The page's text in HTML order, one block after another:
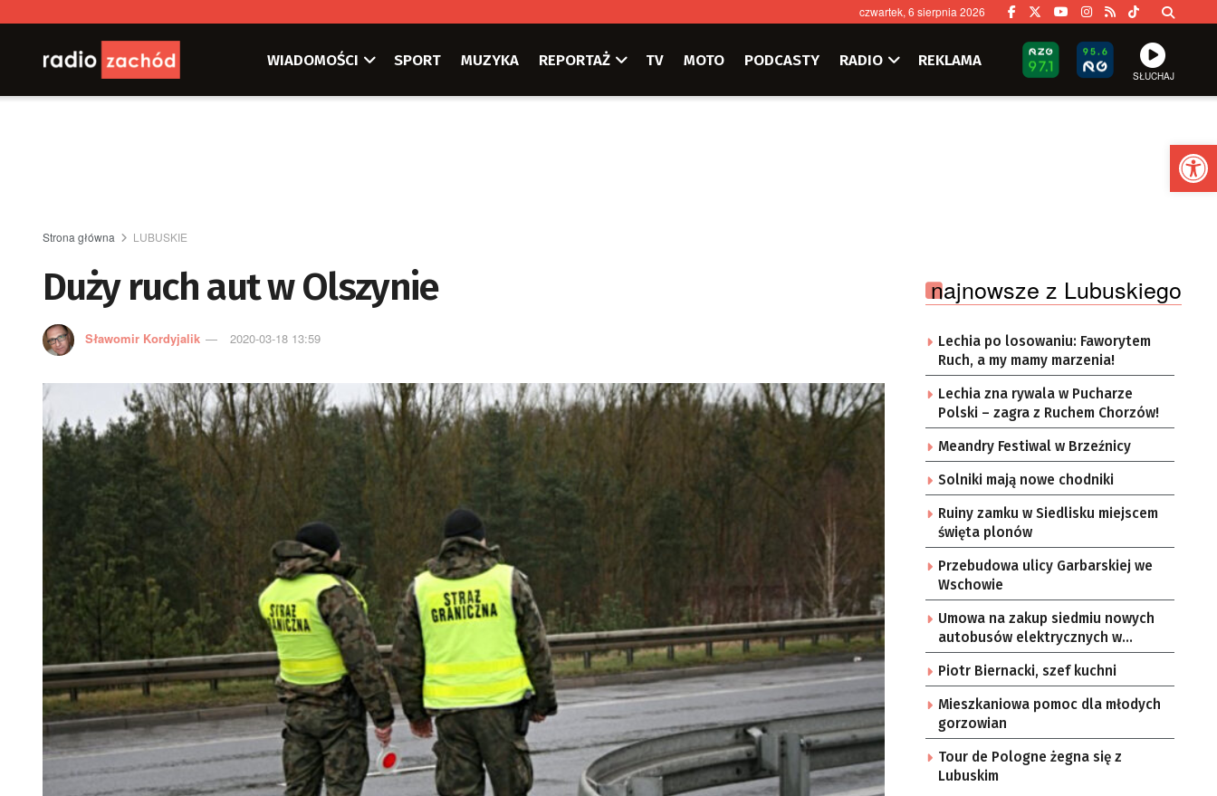
czwartek, 6 sierpnia 2026
WIADOMOŚCI SPORT MUZYKA REPORTAŻ TV MOTO PODCASTY RADIO REKLAMA
SŁUCHAJ
Strona główna LUBUSKIE
Duży ruch aut w Olszynie
Sławomir Kordyjalik 2020-03-18 13:59
najnowsze z Lubuskiego
Lechia po losowaniu: Faworytem
Ruch, a my mamy marzenia!
Lechia zna rywala w Pucharze
Polski – zagra z Ruchem Chorzów!
Meandry Festiwal w Brzeźnicy
Solniki mają nowe chodniki
Ruiny zamku w Siedlisku miejscem
święta plonów
Przebudowa ulicy Garbarskiej we
Wschowie
Umowa na zakup siedmiu nowych
autobusów elektrycznych w
Zielonej Górze
Piotr Biernacki, szef kuchni
Mieszkaniowa pomoc dla młodych
gorzowian
Tour de Pologne żegna się z
Lubuskim